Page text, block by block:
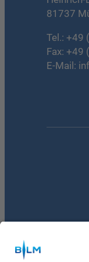
81737
Tel.: +49
Fax: +49
E-Mail: